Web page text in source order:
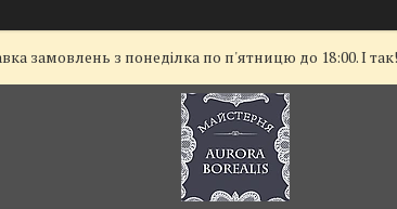
замовлень з понеділка по п'ятницю до 18:00. І